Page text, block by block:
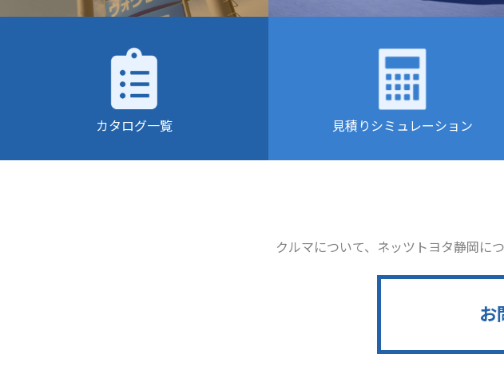
カタログ一覧 見積りシミュレーション
クルマについて、ネッツトヨタ静岡に
お